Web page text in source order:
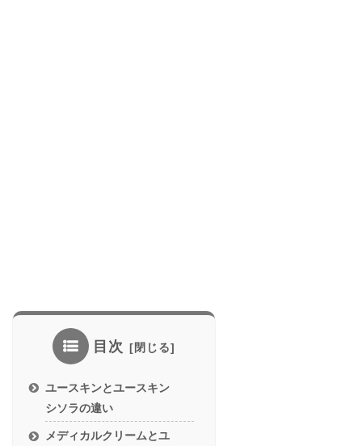
目次
ユースキンとユースキン
シソラの違い
メディカルクリームとユ